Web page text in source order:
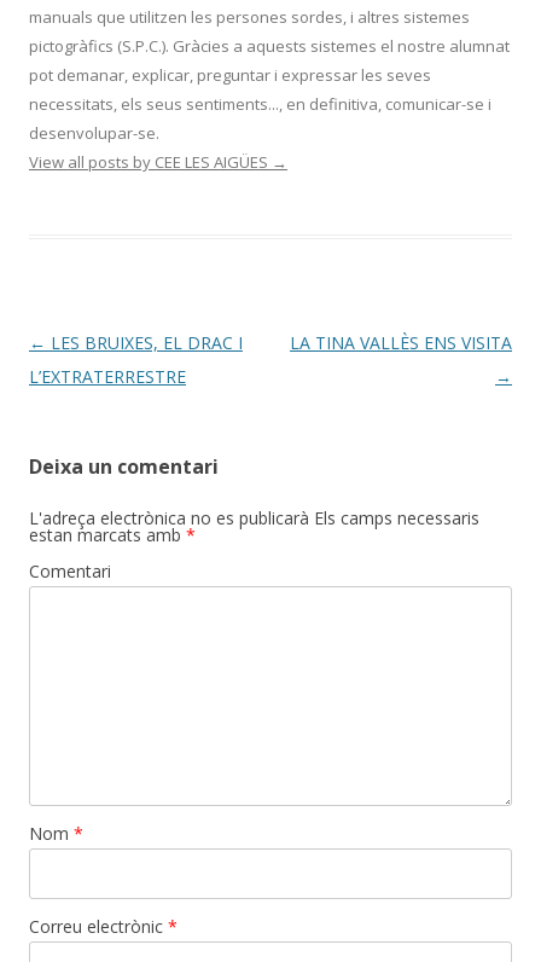
manuals que utilitzen les persones sordes, i altres sistemes
pictogràfics (S.P.C.). Gràcies a aquests sistemes el nostre alumnat
pot demanar, explicar, preguntar i expressar les seves
necessitats, els seus sentiments..., en definitiva, comunicar-se i
desenvolupar-se.
View all posts by CEE LES AIGÜES →
Post
navigation
← LES BRUIXES, EL DRAC I
L’EXTRATERRESTRE
LA TINA VALLÈS ENS VISITA
→
Deixa un comentari
L'adreça electrònica no es publicarà Els camps necessaris
estan marcats amb *
Comentari
Nom *
Correu electrònic *